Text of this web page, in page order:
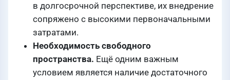
в долгосрочной перспективе, их внедрение
сопряжено с высокими первоначальными
затратами.
Необходимость свободного
пространства. Ещё одним важным
условием является наличие достаточного